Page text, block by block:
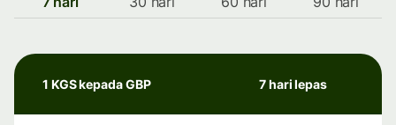
1 KGS kepada GBP 7 hari lepas